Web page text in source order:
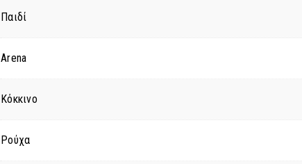
Παιδί
Arena
Κόκκινο
Ρούχα